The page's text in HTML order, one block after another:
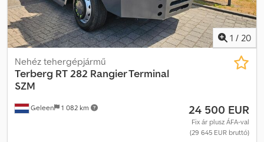
1 / 20
Geleen 1 082 km
Nehéz tehergépjármű
Terberg RT 282 Rangier Terminal
SZM
24 500 EUR
Fix ár plusz ÁFA-val
(29 645 EUR bruttó)